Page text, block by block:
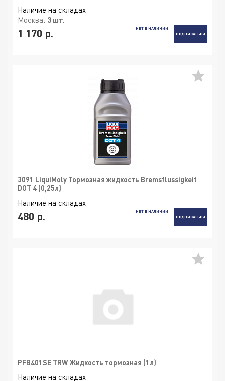
Наличие на складах
Москва: 3 шт.
1 170 р.
НЕТ В НАЛИЧИИ
ПОДПИСАТЬСЯ
3091 LiquiMoly Тормозная жидкость Bremsflussigkeit
DOT 4 (0,25л)
Наличие на складах
480 р.
НЕТ В НАЛИЧИИ
ПОДПИСАТЬСЯ
PFB401SE TRW Жидкость тормозная (1л)
Наличие на складах